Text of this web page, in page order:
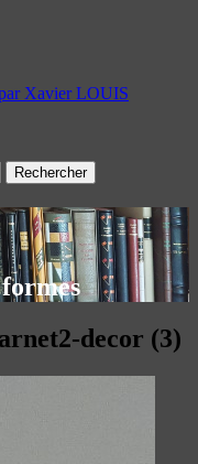
Xavier LOUIS
decor (3)